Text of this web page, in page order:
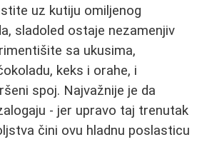
uz kutiju omiljenog
sladoled ostaje nezamenjiv
sa ukusima,
keks i orahe, i
spoj. Najvažnije je da
- jer upravo taj trenutak
čini ovu hladnu poslasticu